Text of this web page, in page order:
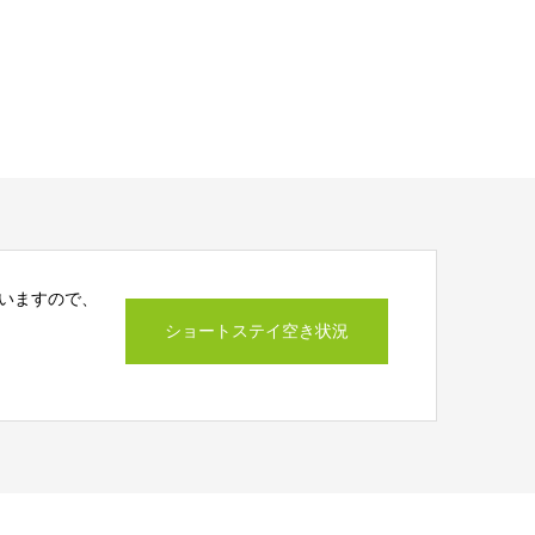
ますので、
ショートステイ空き状況